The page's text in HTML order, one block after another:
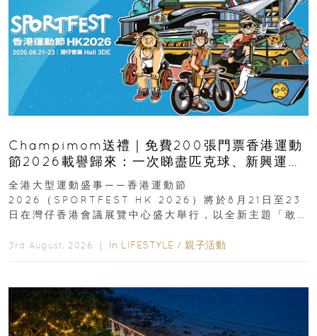
Champimom送禮｜免費200張門票香港運動
節2026載譽歸來：一次睇盡匹克球、新興運
動、街舞比賽＋逾百運動品牌展覽
全港大型運動盛事——香港運動節
2026（SPORTFEST HK 2026）將於8月21日至23
日在灣仔香港會議展覽中心盛大舉行，以全新主題「敢
3rd August, 2026 ｜ In LIFESTYLE / 親子活動